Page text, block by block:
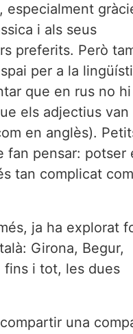
especialment
i als seus
preferits. Però
per a la
que en rus no hi
els adjectius van
en anglès).
fan pensar: potser
tan complicat
ja ha explorat
Girona, Begur,
fins i tot, les dues
una